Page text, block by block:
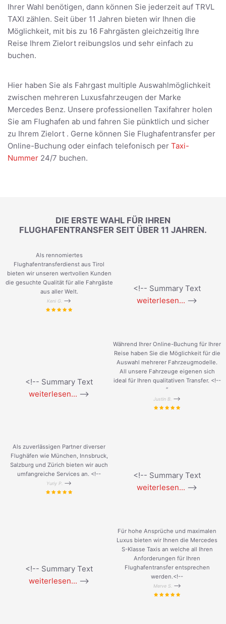
Ihrer Wahl benötigen, dann können Sie jederzeit auf TRVL
TAXI zählen. Seit über 11 Jahren bieten wir Ihnen die
Möglichkeit, mit bis zu 16 Fahrgästen gleichzeitig Ihre
Reise Ihrem Zielort reibungslos und sehr einfach zu
buchen.
Hier haben Sie als Fahrgast multiple Auswahlmöglichkeit
zwischen mehreren Luxusfahrzeugen der Marke
Mercedes Benz. Unsere professionellen Taxifahrer holen
Sie am Flughafen ab und fahren Sie pünktlich und sicher
zu Ihrem Zielort . Gerne können Sie Flughafentransfer per
Online-Buchung oder einfach telefonisch per Taxi-
Nummer 24/7 buchen.
DIE ERSTE WAHL FÜR IHREN
FLUGHAFENTRANSFER SEIT ÜBER 11 JAHREN.
Als rennomiertes
Flughafentransferdienst aus Tirol
bieten wir unseren wertvollen Kunden
die gesuchte Qualität für alle Fahrgäste
aus aller Welt.
Keni G. -->
<!-- Summary Text
weiterlesen... -->
<!-- Summary Text
weiterlesen... -->
Während Ihrer Online-Buchung für Ihrer
Reise haben Sie die Möglichkeit für die
Auswahl mehrerer Fahrzeugmodelle.
All unsere Fahrzeuge eigenen sich
ideal für Ihren qualitativen Transfer. <!--
”
Justin B. -->
Als zuverlässigen Partner diverser
Flughäfen wie München, Innsbruck,
Salzburg und Zürich bieten wir auch
umfangreiche Services an. <!--
Yuriy P. -->
<!-- Summary Text
weiterlesen... -->
<!-- Summary Text
weiterlesen... -->
Für hohe Ansprüche und maximalen
Luxus bieten wir Ihnen die Mercedes
S-Klasse Taxis an welche all Ihren
Anforderungen für Ihren
Flughafentransfer entsprechen
werden.<!--
Merve S. -->